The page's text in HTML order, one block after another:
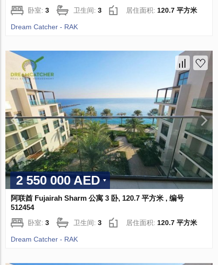
卧室:3 卫生间:3 居住面积: 120.7 平方米
Dream Catcher - RAK
2 550 000 AED
阿联酋 Fujairah Sharm 公寓 3 卧, 120.7 平方米 , 编号
512454
卧室:3 卫生间:3 居住面积: 120.7 平方米
Dream Catcher - RAK